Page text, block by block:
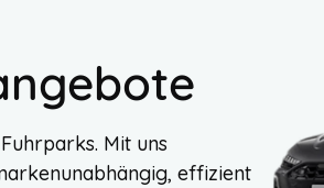
Mit uns
effizient